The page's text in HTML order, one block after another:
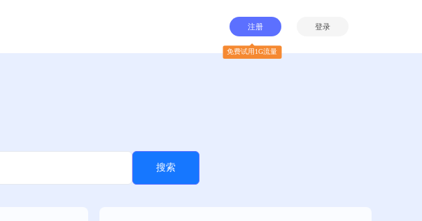
注册
免费试用1G流量
登录
搜索